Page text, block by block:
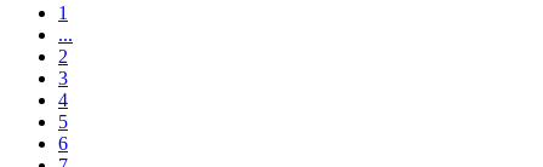
1
...
2
3
4
5
6